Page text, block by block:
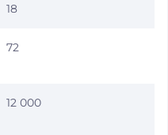
18
72
12 000